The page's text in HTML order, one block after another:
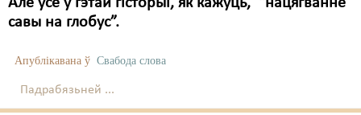
Але ўсё ў гэтай гісторыі, як кажуць, “нацягванне
савы на глобус”.
Апублікавана ў Свабода слова
Падрабязьней ...